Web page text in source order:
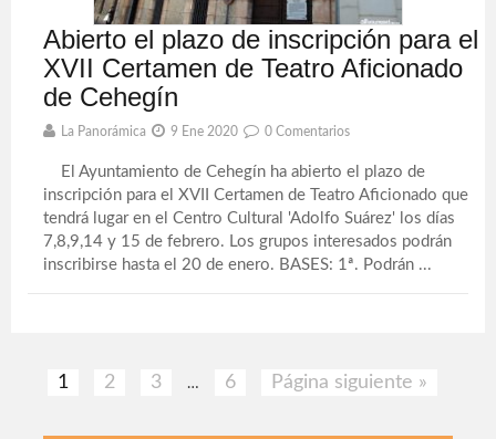
Abierto el plazo de inscripción para el
XVII Certamen de Teatro Aficionado
de Cehegín
La Panorámica 9 Ene 2020 0 Comentarios
El Ayuntamiento de Cehegín ha abierto el plazo de
inscripción para el XVII Certamen de Teatro Aficionado que
tendrá lugar en el Centro Cultural 'Adolfo Suárez' los días
7,8,9,14 y 15 de febrero. Los grupos interesados podrán
inscribirse hasta el 20 de enero. BASES: 1ª. Podrán ...
1 2 3 … 6 Página siguiente »